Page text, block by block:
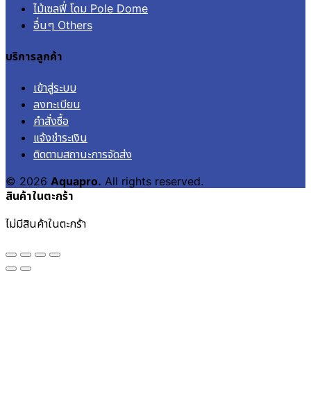
ไม้เซลฟี่ โดม Pole Dome
อื่นๆ Others
บริการลูกค้า
เข้าสู่ระบบ
ลงทะเบียน
คำสั่งซื้อ
แจ้งชำระเงิน
ติดตามสถานะการจัดส่ง
© 2026 Aquapro. All rights reserved.
สินค้าในตะกร้า
ไม่มีสินค้าในตะกร้า